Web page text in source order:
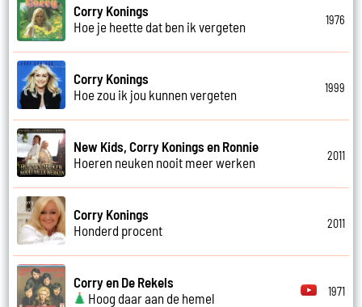
Corry Konings
Hoe je heette dat ben ik vergeten
1976
Corry Konings
Hoe zou ik jou kunnen vergeten
1999
New Kids, Corry Konings en Ronnie
Hoeren neuken nooit meer werken
2011
Corry Konings
Honderd procent
2011
Corry en De Rekels
Hoog daar aan de hemel
1971